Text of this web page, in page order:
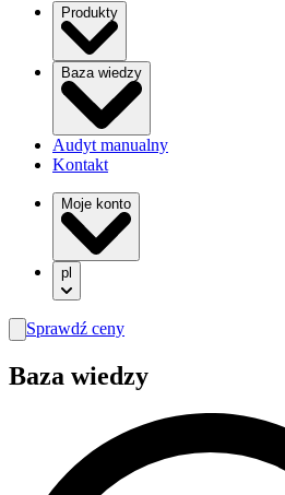
Produkty
Baza wiedzy
Audyt manualny
Kontakt
Moje konto
pl
search
Sprawdź ceny
Baza wiedzy